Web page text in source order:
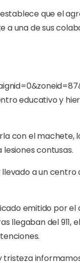
establece que el
a una de sus
con el machete,
contusas.
a un
emitido por
llegaban del
tristeza